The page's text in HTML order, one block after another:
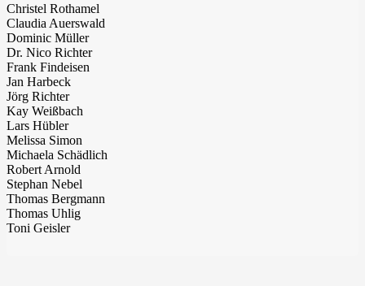
Christel Rothamel
Claudia Auerswald
Dominic Müller
Dr. Nico Richter
Frank Findeisen
Jan Harbeck
Jörg Richter
Kay Weißbach
Lars Hübler
Melissa Simon
Michaela Schädlich
Robert Arnold
Stephan Nebel
Thomas Bergmann
Thomas Uhlig
Toni Geisler